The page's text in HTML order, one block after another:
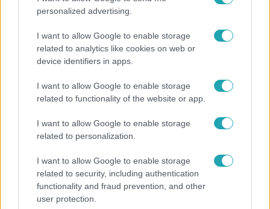
personalized advertising.
I want to allow Google to enable storage
related to analytics like cookies on web or
device identifiers in apps.
I want to allow Google to enable storage
related to functionality of the website or app.
I want to allow Google to enable storage
related to personalization.
I want to allow Google to enable storage
related to security, including authentication
functionality and fraud prevention, and other
user protection.
Horoszkóp
Ennek a 3 csillagjegynek váratlan sikereket hozhat